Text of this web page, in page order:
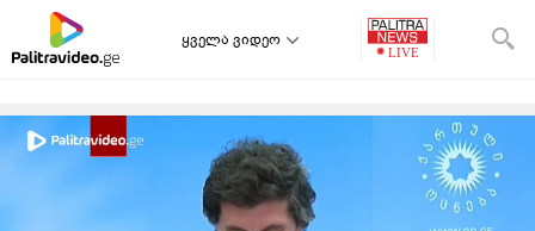
ყველა ვიდეო